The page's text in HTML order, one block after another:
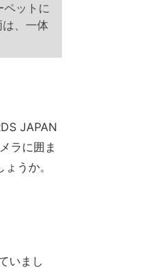
ペットに
、一体
JAPAN
ラに囲ま
うか。
いまし